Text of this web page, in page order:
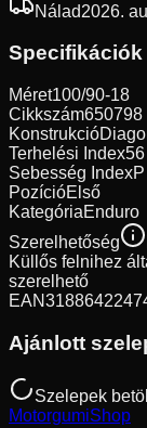
Nálad2026.
Specifikációk
Méret100/90-18
Cikkszám650798
Konstrukció
Terhelési Index
Sebesség Index
PozícióElső
KategóriaEnduro
Szerelhetőség
Küllős felnihez
szerelhető
EAN
Ajánlott
Szelepek
MotorgumiShop